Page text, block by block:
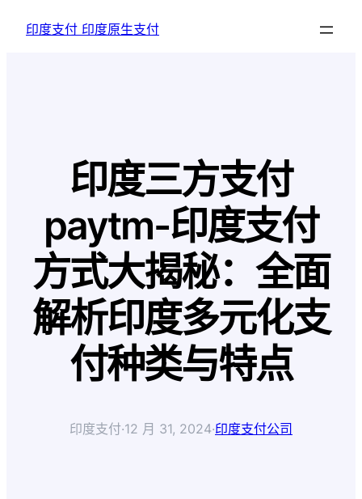
印度支付 印度原生支付
印度三方支付
paytm-印度支付
方式大揭秘：全面
解析印度多元化支
付种类与特点
印度支付·12 月 31, 2024·印度支付公司